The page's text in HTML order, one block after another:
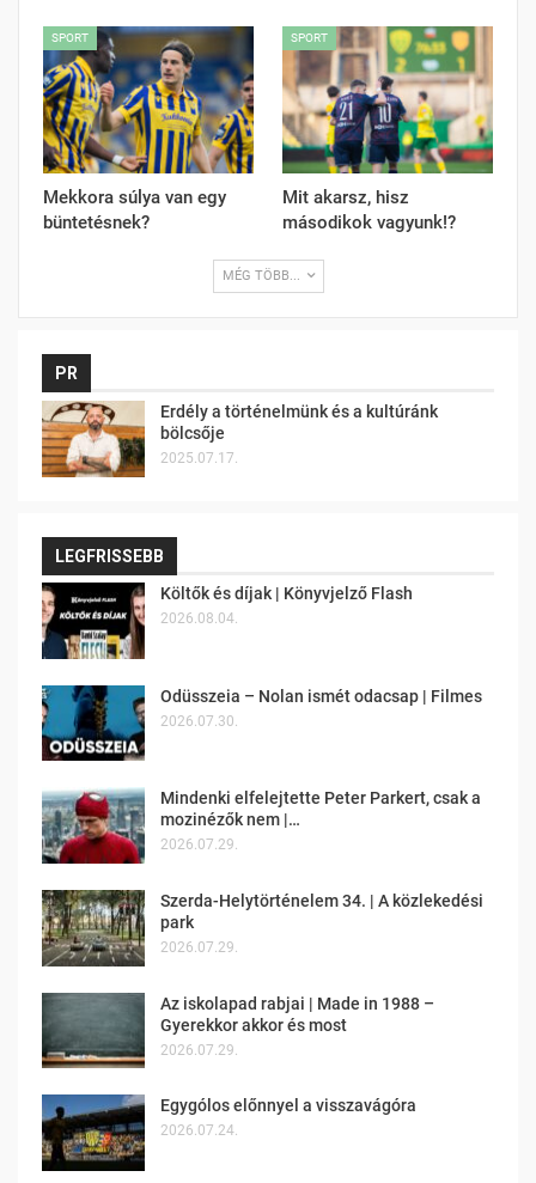
SPORT
Mekkora súlya van egy
büntetésnek?
SPORT
Mit akarsz, hisz
másodikok vagyunk!?
MÉG TÖBB...
PR
Erdély a történelmünk és a kultúránk
bölcsője
2025.07.17.
LEGFRISSEBB
Költők és díjak | Könyvjelző Flash
2026.08.04.
Odüsszeia – Nolan ismét odacsap | Filmes
2026.07.30.
Mindenki elfelejtette Peter Parkert, csak a
mozinézők nem |…
2026.07.29.
Szerda-Helytörténelem 34. | A közlekedési
park
2026.07.29.
Az iskolapad rabjai | Made in 1988 –
Gyerekkor akkor és most
2026.07.29.
Egygólos előnnyel a visszavágóra
2026.07.24.